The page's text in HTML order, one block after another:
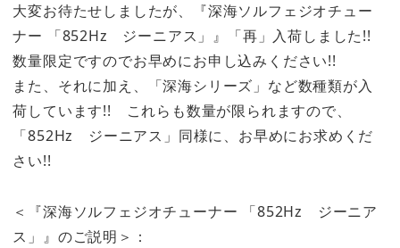
大変お待たせしましたが、『深海ソルフェジオチュー
ナー 「852Hz ジーニアス」』「再」入荷しました!!
数量限定ですのでお早めにお申し込みください!!
また、それに加え、「深海シリーズ」など数種類が入
荷しています!! これらも数量が限られますので、
「852Hz ジーニアス」同様に、お早めにお求めくだ
さい!!
＜『深海ソルフェジオチューナー 「852Hz ジーニア
ス」』のご説明＞：